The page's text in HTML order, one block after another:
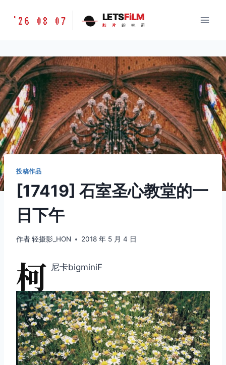
胶
味
道
LETSFILM
'26 08 07 LETSFiLM
胶 片 的 味 道
投稿作品
[17419] 石室圣心教堂的一
日下午
作者轻摄影_HON 2018 年 5 月 4 日
柯 尼卡bigminiF